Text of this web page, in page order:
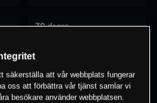
30 dagar
har en position i detta
säkerställa att vår webbplats fungerar
oss att förbättra vår tjänst samlar vi
besökare använder webbplatsen.